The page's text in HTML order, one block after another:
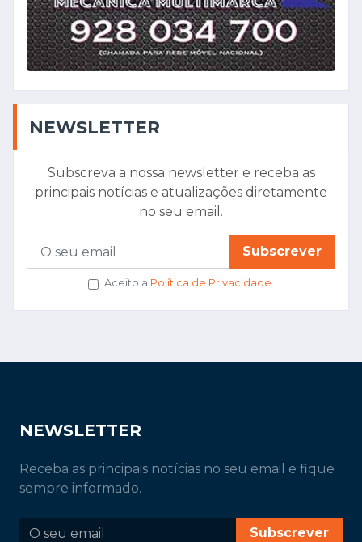
NEWSLETTER
Subscreva a nossa newsletter e receba as
principais notícias e atualizações diretamente
no seu email.
Subscrever
Aceito a Política de Privacidade.
NEWSLETTER
Receba as principais notícias no seu email e fique
sempre informado.
Subscrever